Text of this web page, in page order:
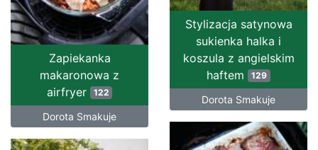
Stylizacja satynowa
sukienka halka i
koszula z angielskim
haftem 129
Dorota Smakuje
Zapiekanka
makaronowa z
airfryer
122
Dorota Smakuje